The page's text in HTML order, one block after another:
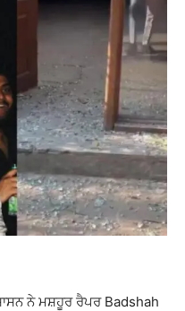
ਨੇ ਮਸ਼ਹੂਰ ਰੈਪਰ Badshah